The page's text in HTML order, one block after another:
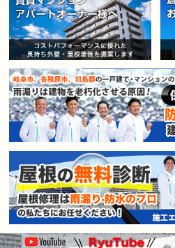
賃